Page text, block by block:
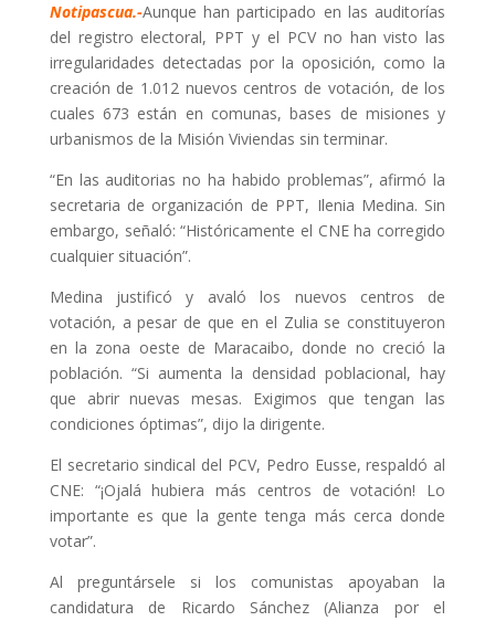
Notipascua.-Aunque han participado en las auditorías
del registro electoral, PPT y el PCV no han visto las
irregularidades detectadas por la oposición, como la
creación de 1.012 nuevos centros de votación, de los
cuales 673 están en comunas, bases de misiones y
urbanismos de la Misión Viviendas sin terminar.
“En las auditorias no ha habido problemas”, afirmó la
secretaria de organización de PPT, Ilenia Medina. Sin
embargo, señaló: “Históricamente el CNE ha corregido
cualquier situación”.
Medina justificó y avaló los nuevos centros de
votación, a pesar de que en el Zulia se constituyeron
en la zona oeste de Maracaibo, donde no creció la
población. “Si aumenta la densidad poblacional, hay
que abrir nuevas mesas. Exigimos que tengan las
condiciones óptimas”, dijo la dirigente.
El secretario sindical del PCV, Pedro Eusse, respaldó al
CNE: “¡Ojalá hubiera más centros de votación! Lo
importante es que la gente tenga más cerca donde
votar”.
Al preguntársele si los comunistas apoyaban la
candidatura de Ricardo Sánchez (Alianza por el